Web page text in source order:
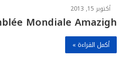
أكتوبر 15, 2013
Mondiale Amazigh
أكمل القراءة »